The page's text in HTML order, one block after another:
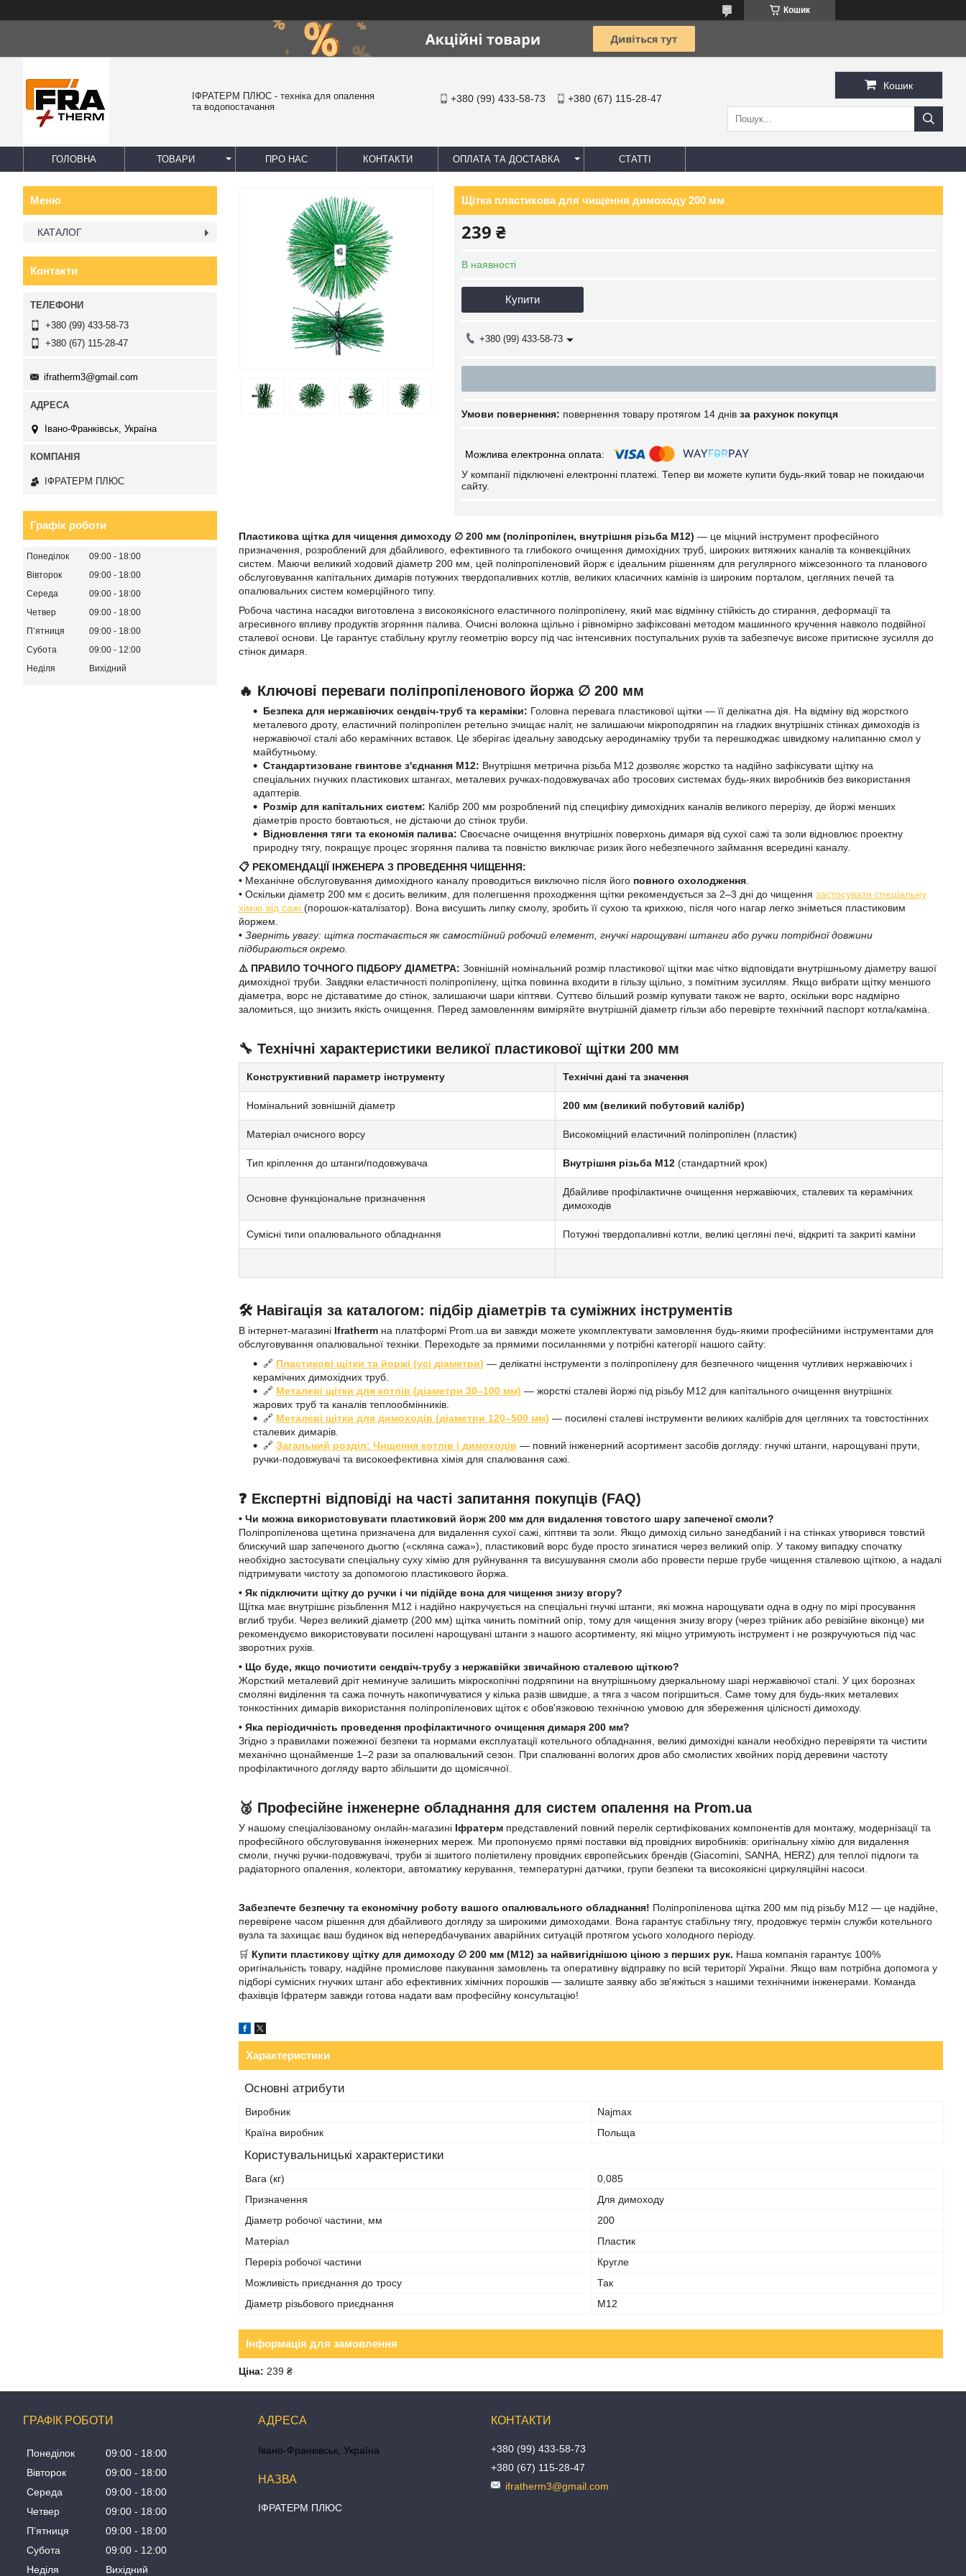
Кошик
ІФРАТЕРМ ПЛЮС - техніка для опалення
та водопостачання
+380 (99) 433-58-73 +380 (67) 115-28-47
Кошик
ГОЛОВНА ТОВАРИ ПРО НАС КОНТАКТИ ОПЛАТА ТА ДОСТАВКА СТАТТІ
Щітка пластикова для чищення димоходу 200 мм
239 ₴
В наявності
Купити
+380 (99) 433-58-73
повернення товару протягом 14 днів за рахунок покупця
У компанії підключені електронні платежі. Тепер ви можете купити будь-який товар не покидаючи
сайту.
Пластикова щітка для чищення димоходу ∅ 200 мм (поліпропілен, внутрішня різьба М12) — це міцний інструмент професійного
призначення, розроблений для дбайливого, ефективного та глибокого очищення димохідних труб, широких витяжних каналів та конвекційних
систем. Маючи великий ходовий діаметр 200 мм, цей поліпропіленовий йорж є ідеальним рішенням для регулярного міжсезонного та планового
обслуговування капітальних димарів потужних твердопаливних котлів, великих класичних камінів із широким порталом, цегляних печей та
опалювальних систем комерційного типу.
Робоча частина насадки виготовлена з високоякісного еластичного поліпропілену, який має відмінну стійкість до стирання, деформації та
агресивного впливу продуктів згоряння палива. Очисні волокна щільно і рівномірно зафіксовані методом машинного кручення навколо подвійної
сталевої основи. Це гарантує стабільну круглу геометрію ворсу під час інтенсивних поступальних рухів та забезпечує високе притискне зусилля до
стінок димаря.
🔥 Ключові переваги поліпропіленового йоржа ∅ 200 мм
Безпека для нержавіючих сендвіч-труб та кераміки: Головна перевага пластикової щітки — її делікатна дія. На відміну від жорсткого
металевого дроту, еластичний поліпропілен ретельно зчищає наліт, не залишаючи мікроподряпин на гладких внутрішніх стінках димоходів із
нержавіючої сталі або керамічних вставок. Це зберігає ідеальну заводську аеродинаміку труби та перешкоджає швидкому налипанню смол у
майбутньому.
Стандартизоване гвинтове з'єднання М12: Внутрішня метрична різьба М12 дозволяє жорстко та надійно зафіксувати щітку на
спеціальних гнучких пластикових штангах, металевих ручках-подовжувачах або тросових системах будь-яких виробників без використання
адаптерів.
Розмір для капітальних систем: Калібр 200 мм розроблений під специфіку димохідних каналів великого перерізу, де йоржі менших
діаметрів просто бовтаються, не дістаючи до стінок труби.
Відновлення тяги та економія палива: Своєчасне очищення внутрішніх поверхонь димаря від сухої сажі та золи відновлює проектну
природну тягу, покращує процес згоряння палива та повністю виключає ризик його небезпечного займання всередині каналу.
📋 РЕКОМЕНДАЦІЇ ІНЖЕНЕРА З ПРОВЕДЕННЯ ЧИЩЕННЯ:
• Механічне обслуговування димохідного каналу проводиться виключно після його повного охолодження
• Оскільки діаметр 200 мм є досить великим, для полегшення проходження щітки рекомендується за 2–3 дні до чищення застосувати спеціальну
хімію від сажі (порошок-каталізатор). Вона висушить липку смолу, зробить її сухою та крихкою, після чого нагар легко зніметься пластиковим
йоржем.
• Зверніть увагу: щітка постачається як самостійний робочий елемент, гнучкі нарощувані штанги або ручки потрібної довжини
підбираються окремо.
⚠️ ПРАВИЛО ТОЧНОГО ПІДБОРУ ДІАМЕТРА: Зовнішній номінальний розмір пластикової щітки має чітко відповідати внутрішньому діаметру вашої
димохідної труби. Завдяки еластичності поліпропілену, щітка повинна входити в гільзу щільно, з помітним зусиллям. Якщо вибрати щітку меншого
діаметра, ворс не діставатиме до стінок, залишаючи шари кіптяви. Суттєво більший розмір купувати також не варто, оскільки ворс надмірно
заломиться, що знизить якість очищення. Перед замовленням виміряйте внутрішній діаметр гільзи або перевірте технічний паспорт котла/каміна.
🔧 Технічні характеристики великої пластикової щітки 200 мм
Конструктивний параметр інструменту Технічні дані та значення
Номінальний зовнішній діаметр 200 мм (великий побутовий калібр)
Матеріал очисного ворсу Високоміцний еластичний поліпропілен (пластик)
Тип кріплення до штанги/подовжувача Внутрішня різьба М12 (стандартний крок)
Основне функціональне призначення
Дбайливе профілактичне очищення нержавіючих, сталевих та керамічних
димоходів
Сумісні типи опалювального обладнання Потужні твердопаливні котли, великі цегляні печі, відкриті та закриті каміни
🛠️ Навігація за каталогом: підбір діаметрів та суміжних інструментів
В інтернет-магазині Ifratherm на платформі Prom.ua ви завжди можете укомплектувати замовлення будь-якими професійними інструментами для
обслуговування опалювальної техніки. Переходьте за прямими посиланнями у потрібні категорії нашого сайту:
🔗 Пластикові щітки та йоржі (усі діаметри) — делікатні інструменти з поліпропілену для безпечного чищення чутливих нержавіючих і
керамічних димохідних труб.
🔗 Металеві щітки для котлів (діаметри 30–100 мм) — жорсткі сталеві йоржі під різьбу М12 для капітального очищення внутрішніх
жарових труб та каналів теплообмінників.
🔗 Металеві щітки для димоходів (діаметри 120–500 мм) — посилені сталеві інструменти великих калібрів для цегляних та товстостінних
сталевих димарів.
🔗 Загальний розділ: Чищення котлів і димоходів — повний інженерний асортимент засобів догляду: гнучкі штанги, нарощувані прути,
ручки-подовжувачі та високоефективна хімія для спалювання сажі.
❓ Експертні відповіді на часті запитання покупців (FAQ)
• Чи можна використовувати пластиковий йорж 200 мм для видалення товстого шару запеченої смоли?
Поліпропіленова щетина призначена для видалення сухої сажі, кіптяви та золи. Якщо димохід сильно занедбаний і на стінках утворився товстий
блискучий шар запеченого дьогтю («скляна сажа»), пластиковий ворс буде просто згинатися через великий опір. У такому випадку спочатку
необхідно застосувати спеціальну суху хімію для руйнування та висушування смоли або провести перше грубе чищення сталевою щіткою, а надалі
підтримувати чистоту за допомогою пластикового йоржа.
• Як підключити щітку до ручки і чи підійде вона для чищення знизу вгору?
Щітка має внутрішнє різьблення М12 і надійно накручується на спеціальні гнучкі штанги, які можна нарощувати одна в одну по мірі просування
вглиб труби. Через великий діаметр (200 мм) щітка чинить помітний опір, тому для чищення знизу вгору (через трійник або ревізійне віконце) ми
рекомендуємо використовувати посилені нарощувані штанги з нашого асортименту, які міцно утримують інструмент і не розкручуються під час
зворотних рухів.
• Що буде, якщо почистити сендвіч-трубу з нержавійки звичайною сталевою щіткою?
Жорсткий металевий дріт неминуче залишить мікроскопічні подряпини на внутрішньому дзеркальному шарі нержавіючої сталі. У цих борознах
смоляні виділення та сажа почнуть накопичуватися у кілька разів швидше, а тяга з часом погіршиться. Саме тому для будь-яких металевих
тонкостінних димарів використання поліпропіленових щіток є обов'язковою технічною умовою для збереження цілісності димоходу.
• Яка періодичність проведення профілактичного очищення димаря 200 мм?
Згідно з правилами пожежної безпеки та нормами експлуатації котельного обладнання, великі димохідні канали необхідно перевіряти та чистити
механічно щонайменше 1–2 рази за опалювальний сезон. При спалюванні вологих дров або смолистих хвойних порід деревини частоту
профілактичного догляду варто збільшити до щомісячної.
🥈 Професійне інженерне обладнання для систем опалення на Prom.ua
У нашому спеціалізованому онлайн-магазині Іфратерм представлений повний перелік сертифікованих компонентів для монтажу, модернізації та
професійного обслуговування інженерних мереж. Ми пропонуємо прямі поставки від провідних виробників: оригінальну хімію для видалення
смоли, гнучкі ручки-подовжувачі, труби зі зшитого поліетилену провідних європейських брендів (Giacomini, SANHA, HERZ) для теплої підлоги та
радіаторного опалення, колектори, автоматику керування, температурні датчики, групи безпеки та високоякісні циркуляційні насоси.
Забезпечте безпечну та економічну роботу вашого опалювального обладнання! Поліпропіленова щітка 200 мм під різьбу М12 — це надійне,
перевірене часом рішення для дбайливого догляду за широкими димоходами. Вона гарантує стабільну тягу, продовжує термін служби котельного
вузла та захищає ваш будинок від непередбачуваних аварійних ситуацій протягом усього холодного періоду.
🛒 Купити пластикову щітку для димоходу ∅ 200 мм (М12) за найвигіднішою ціною з перших рук. Наша компанія гарантує 100%
оригінальність товару, надійне промислове пакування замовлень та оперативну відправку по всій території України. Якщо вам потрібна допомога у
підборі сумісних гнучких штанг або ефективних хімічних порошків — залиште заявку або зв'яжіться з нашими технічними інженерами. Команда
фахівців Іфратерм завжди готова надати вам професійну консультацію!
Характеристики
Основні атрибути
Виробник
Najmax
Країна виробник
Польща
Користувальницькі характеристики
Вага (кг)
0,085
Призначення
Для димоходу
Діаметр робочої частини, мм
200
Матеріал
Пластик
Переріз робочої частини
Кругле
Можливість приєднання до тросу
Так
Діаметр різьбового приєднання
М12
Інформація для замовлення
Ціна: 239 ₴
КАТАЛОГ
Контакти
+380 (99) 433-58-73
+380 (67) 115-28-47
ifratherm3@gmail.com
Івано-Франківськ, Україна
ІФРАТЕРМ ПЛЮС
Графік роботи
Понеділок 09:00
18:00
Вівторок
09:00
18:00
Середа
09:00
18:00
Четвер
09:00
18:00
Пʼятниця
09:00
18:00
Субота
09:00
12:00
Неділя
Вихідний
ГРАФІК РОБОТИ
Понеділок 09:00
18:00
Вівторок
09:00
18:00
Середа
09:00
18:00
Четвер
09:00
18:00
Пʼятниця
09:00
18:00
Субота
09:00
12:00
Неділя
Вихідний
Івано-Франківськ, Україна
ІФРАТЕРМ ПЛЮС
+380 (99) 433-58-73
+380 (67) 115-28-47
ifratherm3@gmail.com